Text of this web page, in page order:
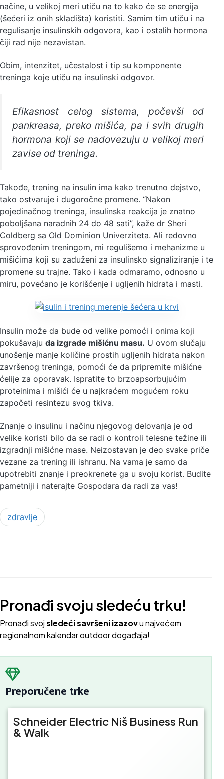
načine, u velikoj meri utiču na to kako će se energija
(šećeri iz onih skladišta) koristiti. Samim tim utiču i na
regulisanje insulinskih odgovora, kao i ostalih hormona
čiji rad nije nezavistan.
Obim, intenzitet, učestalost i tip su komponente
treninga koje utiču na insulinski odgovor.
Efikasnost celog sistema, počevši od
pankreasa, preko mišića, pa i svih drugih
hormona koji se nadovezuju u velikoj meri
zavise od treninga.
Takođe, trening na insulin ima kako trenutno dejstvo,
tako ostvaruje i dugoročne promene. “Nakon
pojedinačnog treninga, insulinska reakcija je znatno
poboljšana naradnih 24 do 48 sati”, kaže dr Sheri
Coldberg sa Old Dominion Univerziteta. Ali redovno
sprovođenim treningom, mi regulišemo i mehanizme u
mišićima koji su zaduženi za insulinsko signaliziranje i te
promene su trajne. Tako i kada odmaramo, odnosno u
miru, povećano je korišćenje i ugljenih hidrata i masti.
Insulin može da bude od velike pomoći i onima koji
pokušavaju da izgrade mišićnu masu. U ovom slučaju
unošenje manje količine prostih ugljenih hidrata nakon
završenog treninga, pomoći će da pripremite mišićne
ćelije za oporavak. Ispratite to brzoapsorbujućim
proteinima i mišići će u najkraćem mogućem roku
započeti resintezu svog tkiva.
Znanje o insulinu i načinu njegovog delovanja je od
velike koristi bilo da se radi o kontroli telesne težine ili
izgradnji mišićne mase. Neizostavan je deo svake priče
vezane za trening ili ishranu. Na vama je samo da
upotrebiti znanje i preokrenete ga u svoju korist. Budite
pametniji i naterajte Gospodara da radi za vas!
zdravlje
Pronađi svoju sledeću trku!
Pronađi svojsledeći savršeni izazovu najvećem
regionalnom kalendar outdoor događaja!
Preporučene trke
Schneider Electric Niš Business Run
& Walk